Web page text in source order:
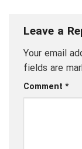
Leave a
Your email
fields are
Comment *